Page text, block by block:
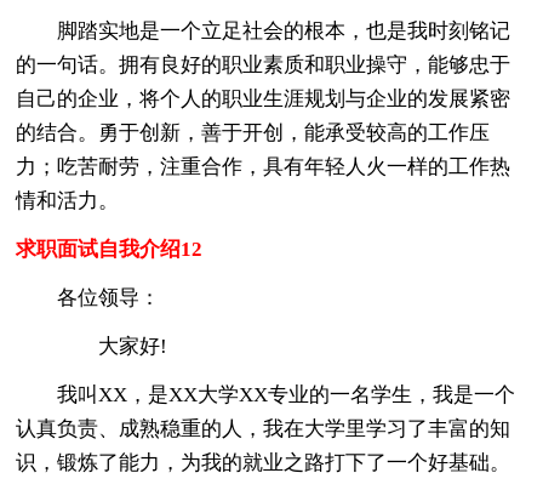
脚踏实地是一个立足社会的根本，也是我时刻铭记
的一句话。拥有良好的职业素质和职业操守，能够忠于
自己的企业，将个人的职业生涯规划与企业的发展紧密
的结合。勇于创新，善于开创，能承受较高的工作压
力；吃苦耐劳，注重合作，具有年轻人火一样的工作热
情和活力。
求职面试自我介绍12
各位领导：
大家好!
我叫XX，是XX大学XX专业的一名学生，我是一个
认真负责、成熟稳重的人，我在大学里学习了丰富的知
识，锻炼了能力，为我的就业之路打下了一个好基础。